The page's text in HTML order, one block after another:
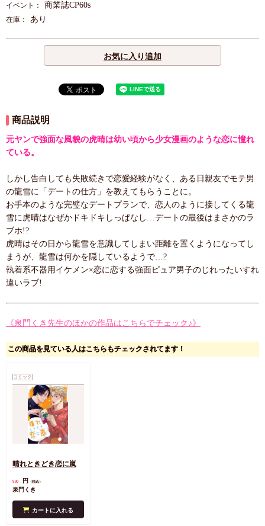
イベント： 商業誌CP60s
在庫： あり
お気に入り追加
商品説明
元ヤンで強面な風貌の虎晴は幼い頃から少女漫画のような恋に憧れ
ている。
しかし告白しても失敗続きで恋愛経験がなく、ある日親友でモテ男
の龍雪に「デートの仕方」を教えてもらうことに。
お手本のような完璧なデートプランで、恋人のように接してくる龍
雪に虎晴はなぜかドキドキしっぱなし…デートの最後はまさかのラ
ブホ!?
虎晴はその日から龍雪を意識してしまい距離を置くようになってし
まうが、龍雪は何かを隠しているようで…?
執着系不器用イケメン×恋に恋する強面ピュア男子のじれったいすれ
違いラブ!
《泉門くき先生のほかの作品はこちらでチェック♪》
この商品を見ている人はこちらもチェックされてます！
コミック
晴れときどき恋に嵐
990 円 （税込）
泉門くき
カートに入れる